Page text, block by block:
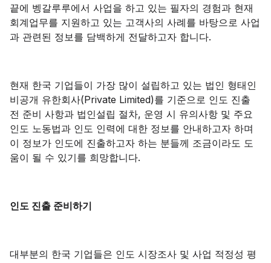
끝에 벵갈루루에서 사업을 하고 있는 필자의 경험과 현재
회계업무를 지원하고 있는 고객사의 사례를 바탕으로 사업
과 관련된 정보를 담백하게 전달하고자 합니다.
현재 한국 기업들이 가장 많이 설립하고 있는 법인 형태인
비공개 유한회사(Private Limited)를 기준으로 인도 진출
전 준비 사항과 법인설립 절차, 운영 시 유의사항 및 주요
인도 노동법과 인도 인력에 대한 정보를 안내하고자 하며
이 정보가 인도에 진출하고자 하는 분들께 조금이라도 도
움이 될 수 있기를 희망합니다.
인도 진출 준비하기
대부분의 한국 기업들은 인도 시장조사 및 사업 적정성 평